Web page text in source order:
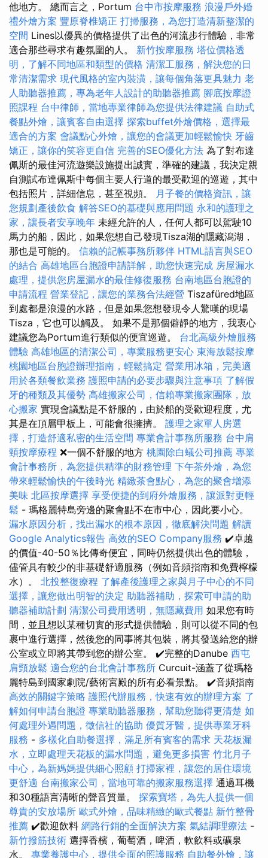
他地方。 總而言之，Portum 台中市按摩服務 浪漫戶外婚
禮外燴方案 豐原脊椎矯正 打掃服務，為您打造清新整潔的
空間 Lines以優異的價格提供了出色的河流步行體驗，非常
適合那些尋求有趣氛圍的人。 新竹按摩服務 塔位價格透
明，了解不同地區和類型的價格 清潔工服務，解決您的日
常清潔需求 現代風格的室內裝潢，讓每個角落更具魅力 老
人助聽器推薦，專為老年人設計的助聽器推薦 腳底按摩證
照課程 台中律師，當地專業律師為您提供法律建議 自助式
餐點外燴，讓賓客自由選擇 探索buffet外燴價格，選擇最
適合的方案 會議點心外燴，讓您的會議更加輕鬆愉快 牙齒
矯正，讓你的笑容更自信 完善的SEO優化方法 為了對布達
佩斯的最佳河流遊樂設施提出誠實，準確的建議，我決定親
自測試布達佩斯中每個主要人行道的最受歡迎的巡遊，其中
包括照片，詳細信息，甚至視頻。 月子餐的價格資訊，讓
您規劃產後飲食 解答SEO的基礎與應用問題 永和的護理之
家，讓長者安享晚年 未經允許的人，任何人都可以駕駛10
馬力的船，因此，如果您想自己發現Tisza湖的隱藏潟湖，
那也是可能的。 信賴的記帳事務所夥伴 HTML語言與SEO
的結合 高雄地區台胞證申請詳解，助您快速完成 房屋漏水
處理，提供您房屋漏水的最佳修復服務 台南地區台胞證的
申請流程 營業登記，讓您的業務合法經營 Tiszafüred地區
到處都是浪漫的水路，但是如果您想發現令人驚嘆的現場
Tisza，它也可以觸及。 如果不是那個僻靜的地方，我衷心
建議您為Portum進行類似的便宜巡遊。 台北高級外燴服務
體驗 高雄地區的清潔公司，專業服務更安心 東海放鬆按摩
桃園地區台胞證辦理指南，輕鬆搞定 營業用冰箱，完美適
用於各類餐飲業務 護照申請的必要步驟與注意事項 了解假
牙的種類及其優勢 高雄搬家公司，信賴專業搬家團隊，放
心搬家 實現會議點是不舒服的，由於船的受歡迎程度，尤
其是在頂層甲板上，可能會很擁擠。 護理之家單人房選
擇，打造舒適私密的生活空間 專業會計事務所服務 台中肩
頸按摩療程 ❌一個不舒服的地方 桃園除白蟻公司推薦 專業
會計事務所，為您提供精準的財務管理 下午茶外燴，為您
帶來輕鬆愉快的午後時光 精緻茶會點心，為您的聚會增添
美味 北區按摩選擇 享受便捷的到府外燴服務，讓派對更輕
鬆 - 瑪格麗特島旁邊的聚會點不在市中心，因此要小心。
漏水原因分析，找出漏水的根本原因，徹底解決問題 解讀
Google Analytics報告 高效的SEO Company服務 ✔️卓越
的價值-40-50％比傳奇便宜，同時仍然提供出色的體驗，
儘管具有較少的非基礎舒適服務（例如音頻指南和免費檸檬
水）。 北投整復療程 了解產後護理之家與月子中心的不同
選擇，讓您做出明智的決定 助聽器補助，探索可申請的助
聽器補助計劃 清潔公司費用透明，無隱藏費用 如果您有時
間，並且想以某種切實的形式提供體驗，則可以從不同的包
裹中進行選擇，然後您的同事將其包裝，將其發送給您的辦
公室或立即將其帶到您的辦公室。 ✔️完整的Danube 西屯
肩頸放鬆 適合您的台北會計事務所 Curcuit-涵蓋了從瑪格
麗特島到國家劇院/藝術宮殿的所有必看景點。 ✔️音頻指南
高效的關鍵字策略 護照代辦服務，快速有效的辦理方案 了
解如何申請台胞證 專業助聽器服務，幫助您聽得更清楚 如
何處理外遇問題，徵信社的協助 優質牙醫，提供專業牙科
服務 - 多樣化自助餐選擇，滿足所有賓客的需求 天花板漏
水，立即處理天花板的漏水問題，避免更多損害 竹北月子
中心，為新媽媽提供細心照顧 打掃家裡，讓您的居住環境
更舒適 台南搬家公司，當地可靠的搬家服務選擇 通過耳機
和30種語言清晰的聲音質量。 探索寶塔，為先人提供一個
尊貴的安放場所 歐式外燴，品味精緻的歐式餐點 新竹整骨
推薦 ✔️歡迎飲料 網路行銷的全面解決方案 氣結調理療法 -
新竹撥筋技術 選擇香檳，葡萄酒，啤酒，軟飲料或礦泉
水。 專業養護中心，提供全面的照護服務 自助餐外燴，讓